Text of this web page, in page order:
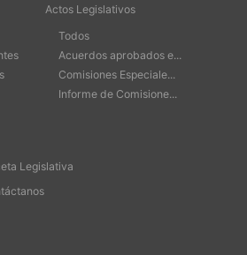
Actos Legislativos
Todos
Acuerdos aprobados e...
Comisiones Especiale...
Informe de Comisione...
Legislativa